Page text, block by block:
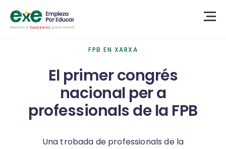
FPB EN XARXA
El primer congrés
nacional per a
professionals de la FPB
Una trobada de professionals de la